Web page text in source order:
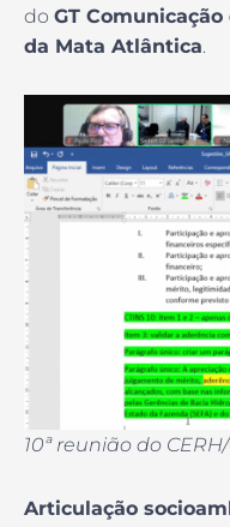
do GT
da Mata Atlântica.
10ª reunião do
Articulação